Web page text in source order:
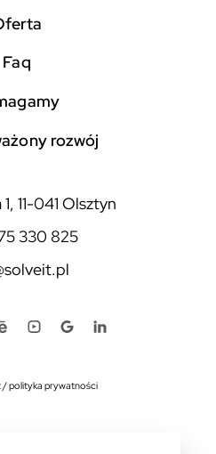
faq
rozwój
11-041 Olsztyn
330 825
/polityka prywatności